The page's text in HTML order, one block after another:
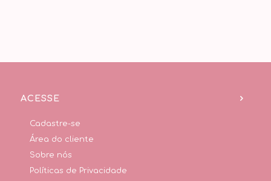
ACESSE
Cadastre-se
Área do cliente
Sobre nós
Políticas de Privacidade